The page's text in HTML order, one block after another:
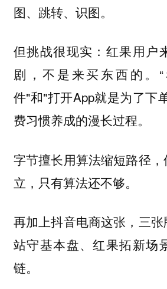
图、跳转、识图。
但挑战很现实：红果用户
剧，不是来买东西的。
件"和"打开App就是为了下
费习惯养成的漫长过程。
字节擅长用算法缩短路径
立，只有算法还不够。
再加上抖音电商这张，三
站守基本盘、红果拓新场
链。